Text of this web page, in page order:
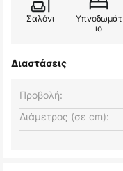
Σαλόνι
Υπνοδωμάτ
ιο
Διαστάσεις
Προβολή:
Διάμετρος (σε cm):